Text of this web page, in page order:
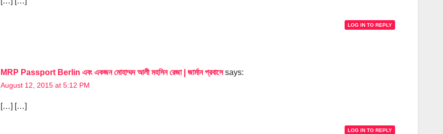
LOG IN TO REPLY
MRP Passport Berlin এবং একজন মোহাম্মদ আলী মহসিন রেজা | জার্মান প্রবাসে says:
August 12, 2015 at 5:12 PM
[…] […]
LOG IN TO REPLY